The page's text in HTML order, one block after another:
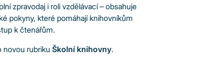
zpravodaj i roli vzdělávací – obsahuje
pokyny, které pomáhají knihovníkům
k čtenářům.
novou rubriku Školní knihovny.